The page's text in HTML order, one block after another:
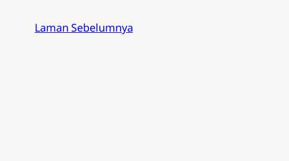
Laman Sebelumnya